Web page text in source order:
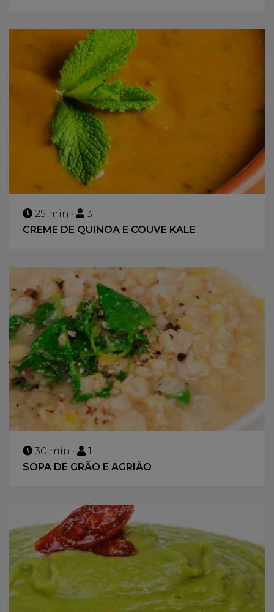
25 min ·
3
CREME DE QUINOA E COUVE KALE
30 min ·
1
SOPA DE GRÃO E AGRIÃO